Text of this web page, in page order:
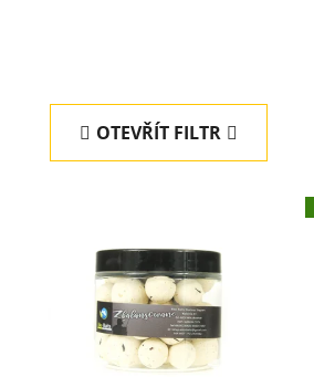
OTEVŘÍT FILTR